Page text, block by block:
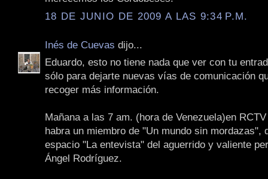
18 DE JUNIO DE 2009 A LAS 9:34 P.M.
Inés de Cuevas dijo...
Eduardo, esto no tiene nada que ver con tu
sólo para dejarte nuevas vías de comunicación
recoger más información.
Mañana a las 7 am. (hora de Venezuela)en
habra un miembro de "Un mundo sin mordazas",
espacio "La entevista" del aguerrido y valiente
Ángel Rodríguez.